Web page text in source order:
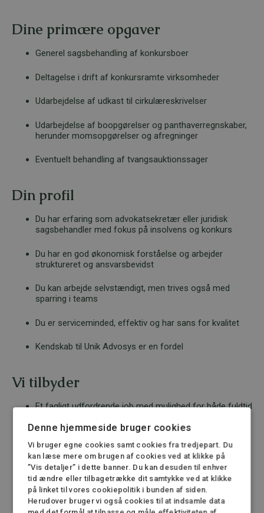
Dine primære opgaver
Generel sagsbehandling af konkursboer
Deltagelse i drift af konkursramte virksomheder
Udarbejdelse af udkast til cirkulæreskrivelser
Udarbejdelse af boopgørelser og panthaverregnskaber,
herunder momsopgørelser og afregninger
Eventuelt behandling af tvangsauktionssager
Din profil
Du har erfaring som advokatsekretær eller juridisk
sagsbehandler med fokus på insolvens og konkurs
Du har en god økonomisk forståelse og arbejder
struktureret og ansvarsbevidst
Du kan arbejde selvstændigt, men trives også med
sparring i teams
Du er serviceminded, effektiv og har sans for kvalitet
Kendskab til Unik Advosys er en fordel
Vi tilbyder
Et fagligt udfordrende job med mulighed for både fuldtid
Et stærkt insolvensteam med engagerede og
kompetente kolleger
Et arbejdsmiljø præget af ordentlighed, tillid og
samarbejde
Løn efter kvalifikationer og erfaring
Denne hjemmeside bruger cookies
Vi bruger egne cookies samt cookies fra tredjepart. Du
kan læse mere om brugen af cookies ved at klikke på
”Vis detaljer” i dette banner. Du kan desuden til enhver
tid ændre eller tilbagetrække dit samtykke ved at klikke
på linket til vores cookiepolitik i bunden af siden.
Herudover bruger vi også cookies til at indsamle data